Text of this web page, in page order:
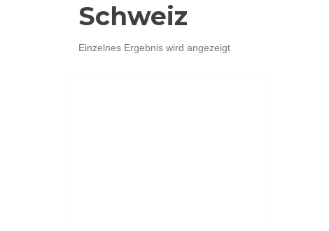
Schweiz
Einzelnes Ergebnis wird angezeigt